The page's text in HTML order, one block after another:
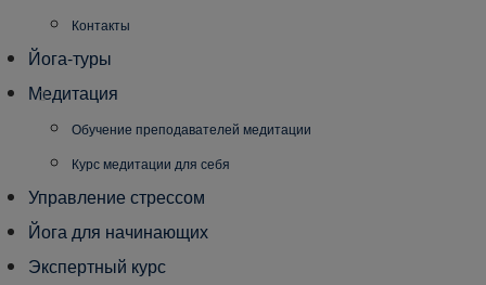
Контакты
Йога-туры
Медитация
Обучение преподавателей медитации
Курс медитации для себя
Управление стрессом
Йога для начинающих
Экспертный курс